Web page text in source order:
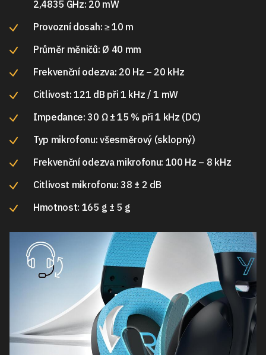
2,4835 GHz: 20 mW
Provozní dosah: ≥ 10 m
Průměr měničů: Ø 40 mm
Frekvenční odezva: 20 Hz – 20 kHz
Citlivost: 121 dB při 1 kHz / 1 mW
Impedance: 30 Ω ± 15 % při 1 kHz (DC)
Typ mikrofonu: všesměrový (sklopný)
Frekvenční odezva mikrofonu: 100 Hz – 8 kHz
Citlivost mikrofonu: 38 ± 2 dB
Hmotnost: 165 g ± 5 g